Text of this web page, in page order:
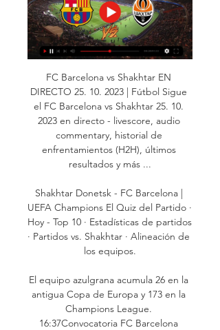
FC Barcelona vs Shakhtar EN
DIRECTO 25. 10. 2023 | Fútbol Sigue
el FC Barcelona vs Shakhtar 25. 10.
2023 en directo - livescore, audio
commentary, historial de
enfrentamientos (H2H), últimos
resultados y más ...
Shakhtar Donetsk - FC Barcelona |
UEFA Champions El Quiz del Partido ·
Hoy - Top 10 · Estadísticas de partidos
· Partidos vs. Shakhtar · Alineación de
los equipos.
El equipo azulgrana acumula 26 en la
antigua Copa de Europa y 173 en la
Champions League.
16:37Convocatoria FC Barcelona